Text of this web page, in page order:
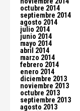
octubre 2014
septiembre 2014
agosto 2014
julio 2014
junio 2014
mayo 2014
abril 2014
marzo 2014
febrero 2014
enero 2014
diciembre 2013
noviembre 2013
octubre 2013
septiembre 2013
agosto 2013